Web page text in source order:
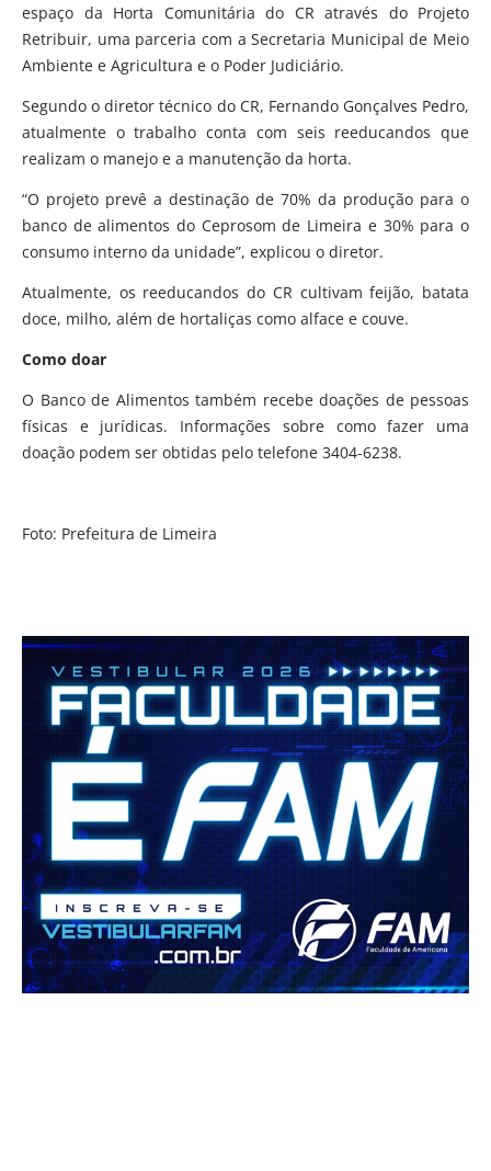
espaço da Horta Comunitária do CR através do Projeto
Retribuir, uma parceria com a Secretaria Municipal de Meio
Ambiente e Agricultura e o Poder Judiciário.
Segundo o diretor técnico do CR, Fernando Gonçalves Pedro,
atualmente o trabalho conta com seis reeducandos que
realizam o manejo e a manutenção da horta.
“O projeto prevê a destinação de 70% da produção para o
banco de alimentos do Ceprosom de Limeira e 30% para o
consumo interno da unidade”, explicou o diretor.
Atualmente, os reeducandos do CR cultivam feijão, batata
doce, milho, além de hortaliças como alface e couve.
Como doar
O Banco de Alimentos também recebe doações de pessoas
físicas e jurídicas. Informações sobre como fazer uma
doação podem ser obtidas pelo telefone 3404-6238.
Foto: Prefeitura de Limeira